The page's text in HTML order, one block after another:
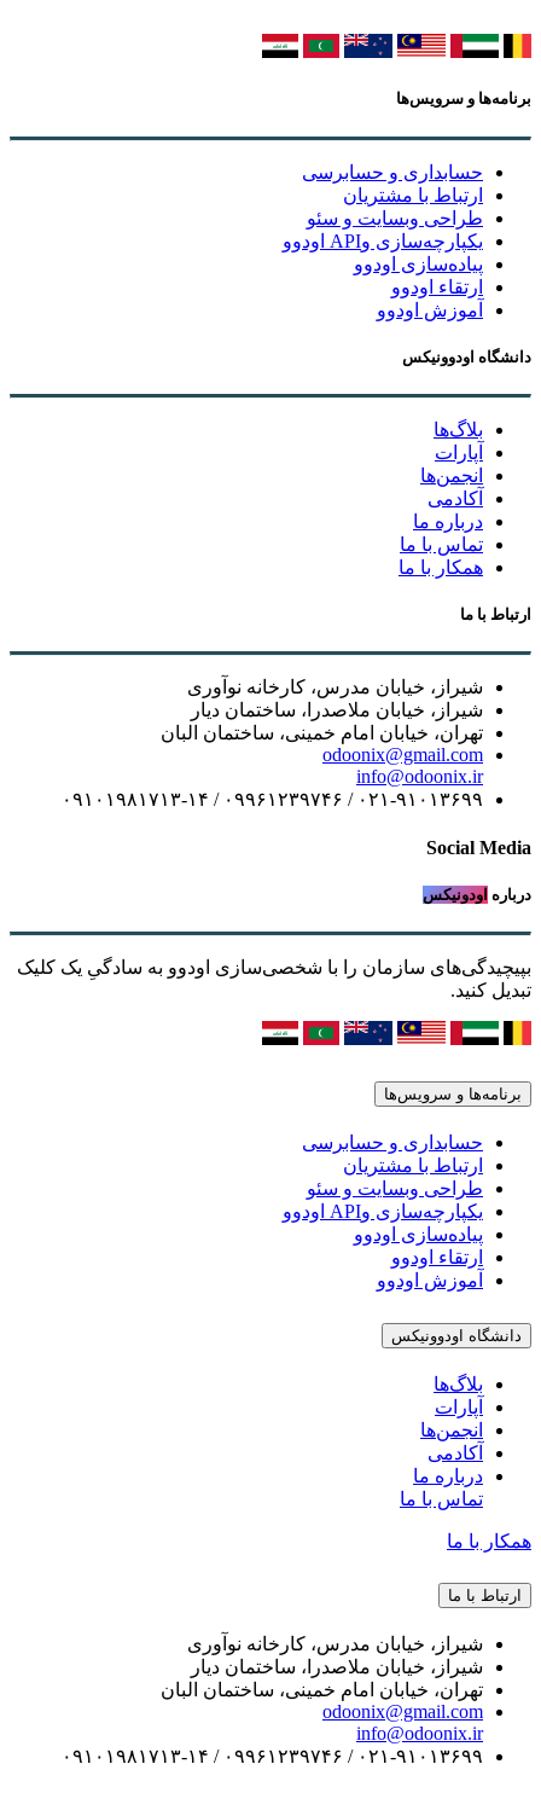
برنامه‌ها و سرویس‌ها
حسابداری و حسابرسی
ارتباط با مشتریان
طراحی وبسایت و سئو
یکپارچه‌سازی وAPI اودوو
پیاده‌سازی اودوو
ارتقاء اودوو
آموزش اودوو
دانشگاه اودوونیکس
بلاگ‌ها
آپارات
انجمن‌ها
آکادمی
درباره ما
تماس با ما
همکار با ما
ارتباط با ما
شیراز، خیابان مدرس، کارخانه نوآوری
شیراز، خیابان ملاصدرا، ساختمان دیار
تهران، خیابان امام خمینی، ساختمان البان
odoonix@gmail.com
info@odoonix.ir
۰۲۱-۹۱۰۱۳۶۹۹ / ۰۹۹۶۱۲۳۹۷۴۶ / ۰۹۱۰۱۹۸۱۷۱۳-۱۴
Social Media
درباره اودونیکس
بپیچیدگی‌های سازمان را با شخصی‌سازی اودوو به سادگیِ یک کلیک
تبدیل کنید.
برنامه‌ها و سرویس‌ها
حسابداری و حسابرسی
ارتباط با مشتریان
طراحی وبسایت و سئو
یکپارچه‌سازی وAPI اودوو
پیاده‌سازی اودوو
ارتقاء اودوو
آموزش اودوو
دانشگاه اودوونیکس
بلاگ‌ها
آپارات
انجمن‌ها
آکادمی
درباره ما
تماس با ما
همکار با ما
ارتباط با ما
شیراز، خیابان مدرس، کارخانه نوآوری
شیراز، خیابان ملاصدرا، ساختمان دیار
تهران، خیابان امام خمینی، ساختمان البان
odoonix@gmail.com
info@odoonix.ir
۰۲۱-۹۱۰۱۳۶۹۹ / ۰۹۹۶۱۲۳۹۷۴۶ / ۰۹۱۰۱۹۸۱۷۱۳-۱۴